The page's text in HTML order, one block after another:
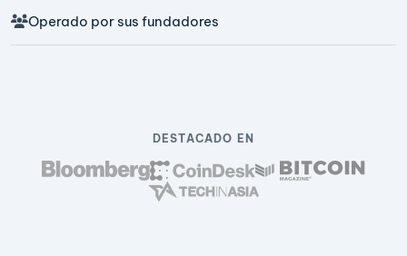
Operado por sus fundadores
DESTACADO EN